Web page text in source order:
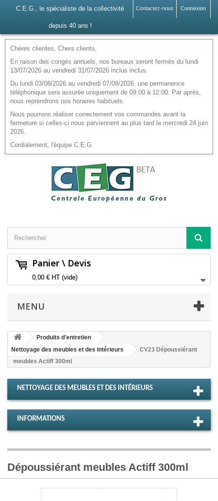
Connexion
Contactez-nous
C.E.G., le spécialiste de la collectivité
depuis 40 ans !
Chères clientes, Chers clients,
En raison des congés annuels, nos bureaux seront fermés du lundi
13/07/2026 au vendredi 31/07/2026 inclus inclus.
Du lundi 03/08/2026 au vendredi 07/08/2026, une permanence
téléphonique sera assurée uniquement de 09:00 à 12:00. Par après,
nous reprendrons nos horaires habituels.
Nous pourrons réaliser correctement vos commandes avant la
fermeture si celles-ci nous parviennent au plus tard le mercredi 24 juin
2026.
Cordialement, l'équipe C.E.G.
Panier \ Devis
0,00 €HT (vide)
MENU
Produits d'entretien
Nettoyage des meubles et des intérieurs
CV23 Dépoussiérant
meubles Actiff 300ml
NETTOYAGE DES MEUBLES ET DES INTÉRIEURS
INFORMATIONS
Dépoussiérant meubles Actiff 300ml